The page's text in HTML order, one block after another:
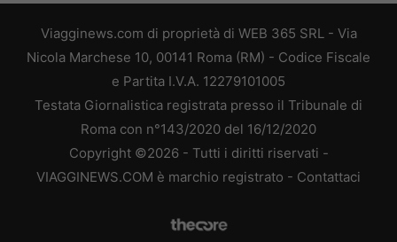
Viagginews.com di proprietà di WEB 365 SRL - Via
Nicola Marchese 10, 00141 Roma (RM) - Codice Fiscale
e Partita I.V.A. 12279101005
Testata Giornalistica registrata presso il Tribunale di
Roma con n°143/2020 del 16/12/2020
Copyright ©2026 - Tutti i diritti riservati -
VIAGGINEWS.COM è marchio registrato - Contattaci